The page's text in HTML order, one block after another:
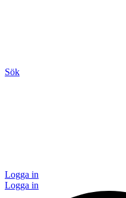
Sök
Logga in
Logga in